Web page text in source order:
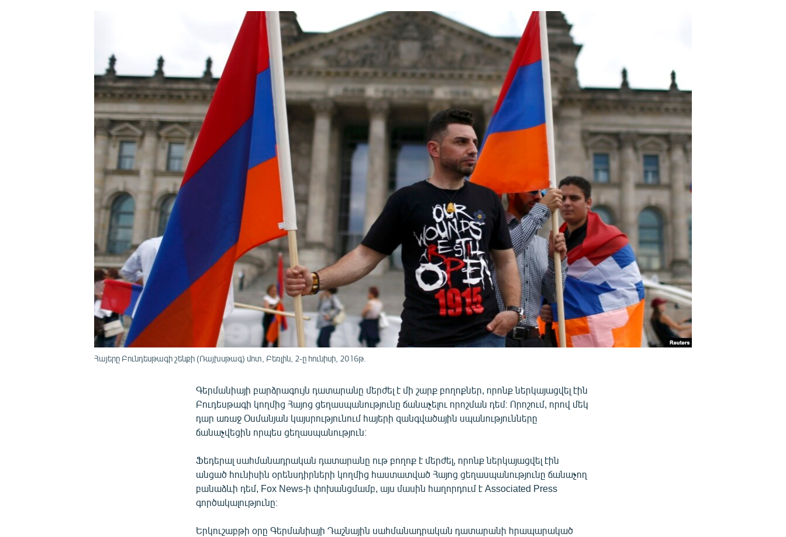
ՁԳՏԵԼՈՎ ԼԱՎԱԳՈՒՅՆԻՆ
Հայերը Բունդեսթագի շենքի (Ռայխսթագ) մոտ, Բեռլին, 2-ը հունիսի, 2016թ.
Գերմանիայի բարձրագույն դատարանը մերժել է մի շարք բողոքներ, որոնք ներկայացվել էին
Բուդեսթագի կողմից Հայոց ցեղասպանությունը ճանաչելու որոշման դեմ։ Որոշում, որով մեկ
դար առաջ Օսմանյան կայսրությունում հայերի զանգվածային սպանությունները
ճանաչվեցին որպես ցեղասպանություն։
Ֆեդերալ սահմանադրական դատարանը ութ բողոք է մերժել, որոնք ներկայացվել էին
անցած հունիսին օրենսդիրների կողմից հաստատված Հայոց ցեղասպանությունը ճանաչող
բանաձևի դեմ, Fox News-ի փոխանցմամբ, այս մասին հաղորդում է Associated Press
գործակալությունը։
Երկուշաբթի օրը Գերմանիայի Դաշնային սահմանադրական դատարանի հրապարակած